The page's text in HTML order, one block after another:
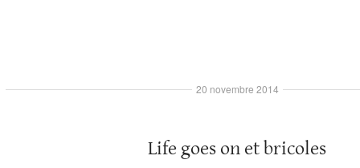
Life goes on et bricoles
20 novembre 2014